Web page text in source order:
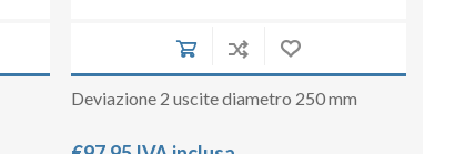
Deviazione 2 uscite diametro 250 mm